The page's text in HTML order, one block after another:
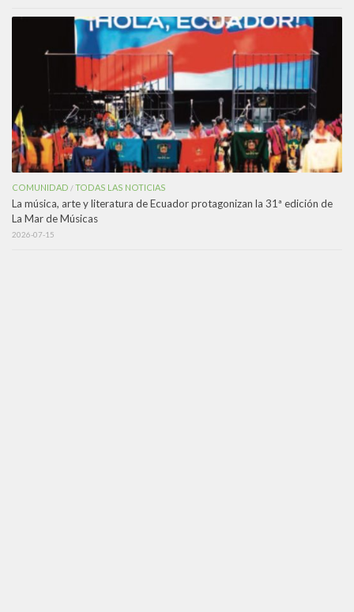
COMUNIDAD /TODAS LAS NOTICIAS
La música, arte y literatura de Ecuador protagonizan la 31ª edición de
La Mar de Músicas
2026-07-15